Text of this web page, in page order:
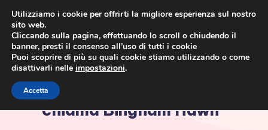
Matt Bellamy: “Mio figlio si
chiama Bingham Hawn”
Utilizziamo i cookie per offrirti la migliore esperienza sul nostro
sito web.
Cliccando sulla pagina, effettuando lo scroll o chiudendo il
banner, presti il consenso all’uso di tutti i cookie
Puoi scoprire di più su quali cookie stiamo utilizzando o come
disattivarli nelle impostazioni.
Accetta